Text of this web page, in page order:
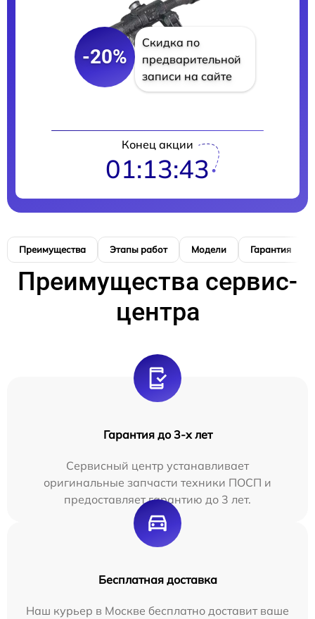
-20%
Скидка по
предварительной
записи на сайте
Конец акции
01:13:42
Преимущества Этапы работ Модели Гарантия
Преимущества сервис-
центра
Гарантия до 3-х лет
Сервисный центр устанавливает
оригинальные запчасти техники ПОСП и
предоставляет гарантию до 3 лет.
Бесплатная доставка
Наш курьер в Москве бесплатно доставит ваше